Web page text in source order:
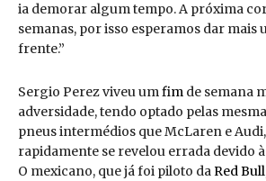
ia demorar algum tempo. A próxima
semanas, por isso esperamos dar mais
frente.”
Sergio Perez viveu umfim de semana
adversidade, tendo optado pelas
pneus intermédios que McLaren e
rapidamente se revelou errada devido
O mexicano, que já foi piloto daRed Bull